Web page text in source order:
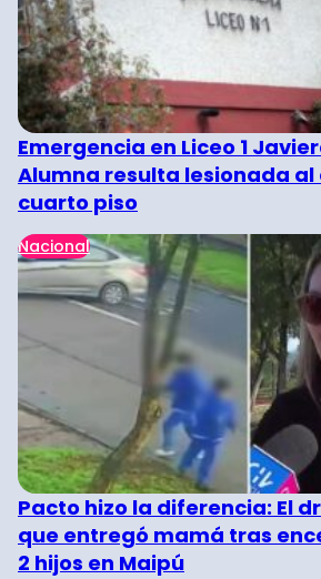
Emergencia en Liceo 1
Alumna resulta lesionada al
cuarto piso
Nacional
Pacto hizo la diferencia: El
que entregó mamá tras
2 hijos en Maipú